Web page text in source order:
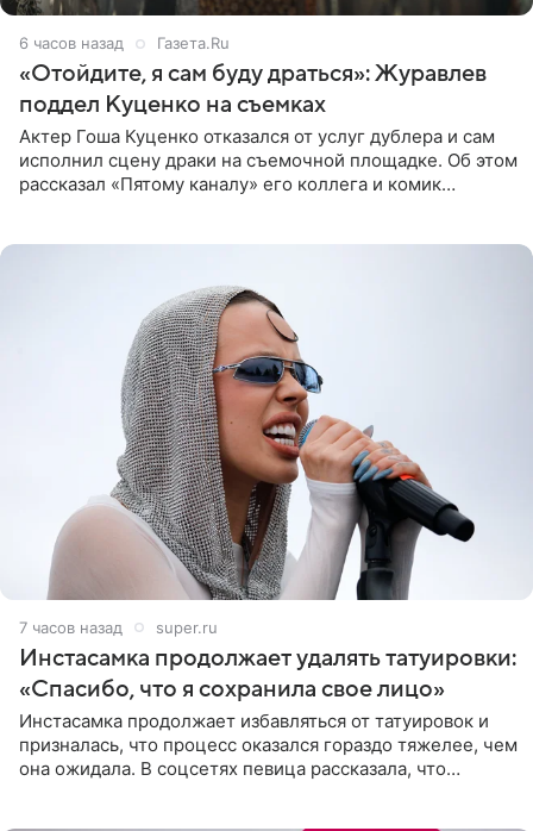
6 часов назад Газета.Ru
«Отойдите, я сам буду драться»: Журавлев
поддел Куценко на съемках
Актер Гоша Куценко отказался от услуг дублера и сам
исполнил сцену драки на съемочной площадке. Об этом
рассказал «Пятому каналу» его коллега и комик
7 часов назад super.ru
Инстасамка продолжает удалять татуировки:
«Спасибо, что я сохранила свое лицо»
Инстасамка продолжает избавляться от татуировок и
призналась, что процесс оказался гораздо тяжелее, чем
она ожидала. В соцсетях певица рассказала, что